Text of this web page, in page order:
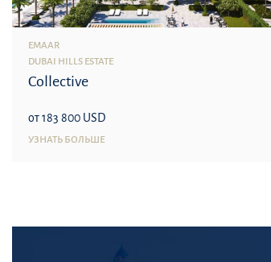
EMAAR
DUBAI HILLS ESTATE
Collective
от 183 800 USD
УЗНАТЬ БОЛЬШЕ